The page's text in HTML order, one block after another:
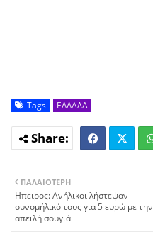
Tags ΕΛΛΑΔΑ
ΠΑΛΑΙΌΤΕΡΗ
Ηπειρος: Ανήλικοι λήστεψαν
συνομήλικό τους για 5 ευρώ με την
απειλή σουγιά